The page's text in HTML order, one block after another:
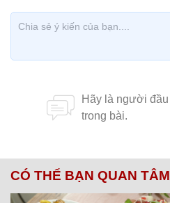
CÓ THỂ BẠN QUAN TÂM